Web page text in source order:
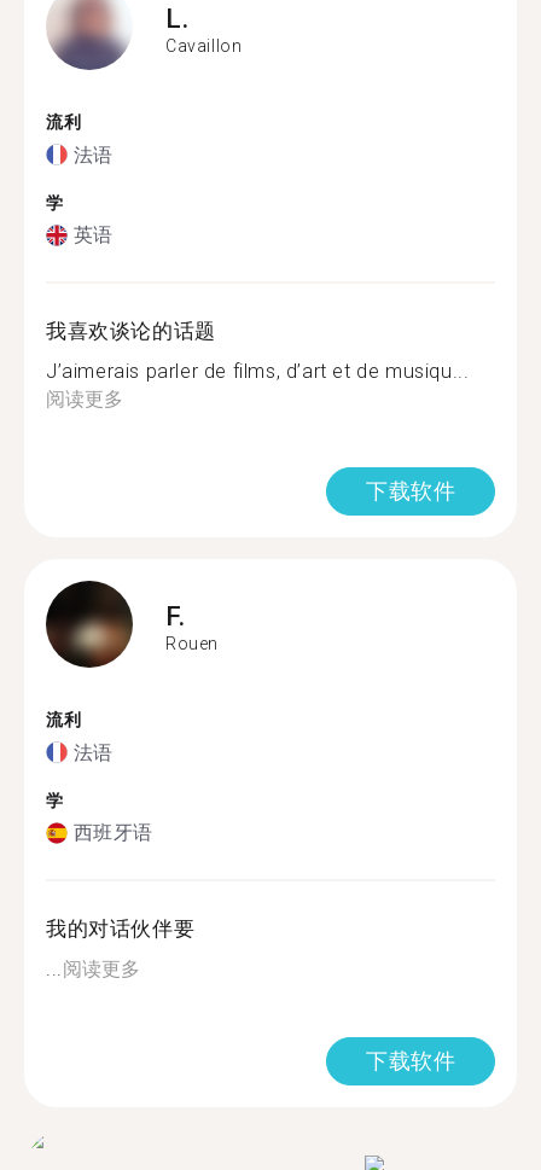
L.
Cavaillon
流利
法语
学
英语
我喜欢谈论的话题
J’aimerais parler de films, d’art et de musiqu...
阅读更多
下载软件
F.
Rouen
流利
法语
学
西班牙语
我的对话伙伴要
...阅读更多
下载软件